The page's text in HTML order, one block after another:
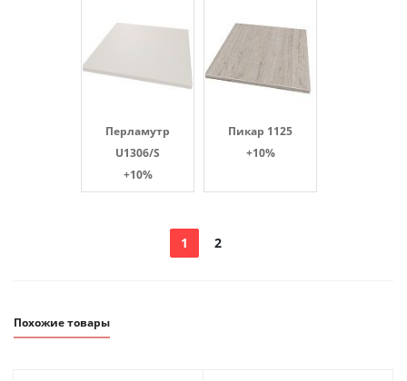
Перламутр
U1306/S
+10%
Пикар 1125
+10%
1 2
Похожие товары